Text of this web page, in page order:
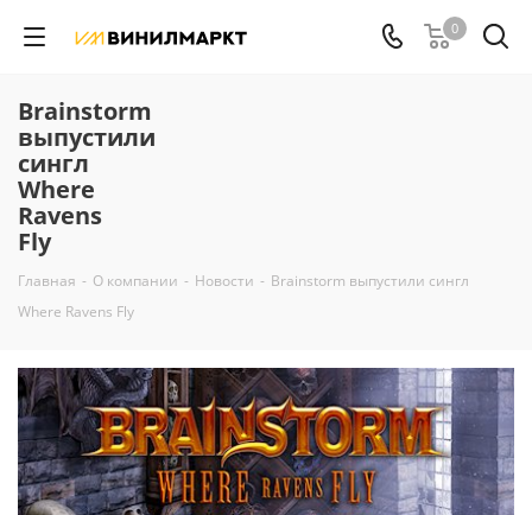
0
Brainstorm
выпустили
сингл
Where
Ravens
Fly
Главная - О компании - Новости - Brainstorm выпустили сингл
Where Ravens Fly